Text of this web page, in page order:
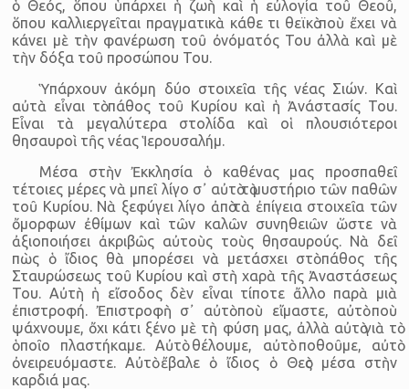
ὁ Θεός, ὅπου ὑπάρχει ἡ ζωὴ καὶ ἡ εὐλογία τοῦ Θεοῦ,
ὅπου καλλιεργεῖται πραγματικὰ κάθε τι θεϊκὸ ποὺ ἔχει νὰ
κάνει μὲ τὴν φανέρωση τοῦ ὀνόματός Του ἀλλὰ καὶ μὲ
τὴν δόξα τοῦ προσώπου Του.
Ὑπάρχουν ἀκόμη δύο στοιχεῖα τῆς νέας Σιών. Καὶ
αὐτὰ εἶναι τὸ πάθος τοῦ Κυρίου καὶ ἡ Ἀνάστασίς Του.
Εἶναι τὰ μεγαλύτερα στολίδα καὶ οἱ πλουσιότεροι
θησαυροὶ τῆς νέας Ἱερουσαλήμ.
Μέσα στὴν Ἐκκλησία ὁ καθένας μας προσπαθεῖ
τέτοιες μέρες νὰ μπεῖ λίγο σ᾿ αὐτὸ τὸ μυστήριο τῶν παθῶν
τοῦ Κυρίου. Νὰ ξεφύγει λίγο ἀπὸ τὰ ἐπίγεια στοιχεῖα τῶν
ὄμορφων ἐθίμων καὶ τῶν καλῶν συνηθειῶν ὥστε νὰ
ἀξιοποιήσει ἀκριβῶς αὐτοὺς τοὺς θησαυρούς. Νὰ δεῖ
πὼς ὁ ἴδιος θὰ μπορέσει νὰ μετάσχει στὸ πάθος τῆς
Σταυρώσεως τοῦ Κυρίου καὶ στὴ χαρὰ τῆς Ἀναστάσεως
Του. Αὐτὴ ἡ εἴσοδος δὲν εἶναι τίποτε ἄλλο παρὰ μιὰ
ἐπιστροφή. Ἐπιστροφὴ σ᾿ αὐτὸ ποὺ εἴμαστε, αὐτὸ ποὺ
ψάχνουμε, ὄχι κάτι ξένο μὲ τὴ φύση μας, ἀλλὰ αὐτὸ γιὰ τὸ
ὁποῖο πλαστήκαμε. Αὐτὸ θέλουμε, αὐτὸ ποθοῦμε, αὐτὸ
ὀνειρευόμαστε. Αὐτὸ ἔβαλε ὁ ἴδιος ὁ Θεὸς μέσα στὴν
καρδιά μας.